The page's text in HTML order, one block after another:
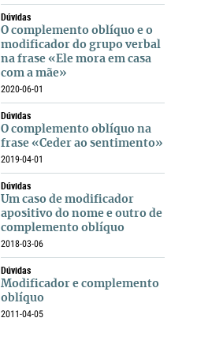
Dúvidas
O complemento oblíquo e o
modificador do grupo verbal
na frase «Ele mora em casa
com a mãe»
2020-06-01
Dúvidas
O complemento oblíquo na
frase «Ceder ao sentimento»
2019-04-01
Dúvidas
Um caso de modificador
apositivo do nome e outro de
complemento oblíquo
2018-03-06
Dúvidas
Modificador e complemento
oblíquo
2011-04-05